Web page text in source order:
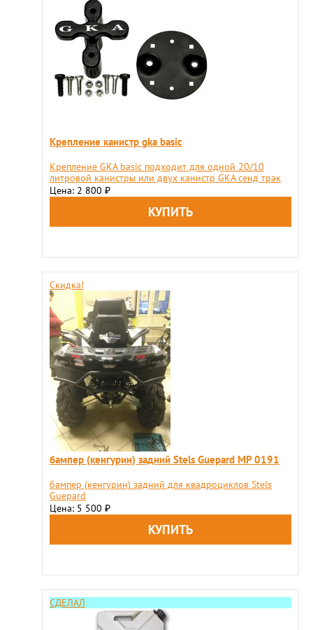
Крепление канистр gka basic
Крепление GKA basic подходит для одной 20/10
литровой канистры или двух канистр GKA сенд трак
Цена: 2 800 ₽
Скидка!
бампер (кенгурин) задний Stels Guepard МР 0191
бампер (кенгурин) задний для квадроциклов Stels
Guepard
Цена: 5 500 ₽
СДЕЛАЛ